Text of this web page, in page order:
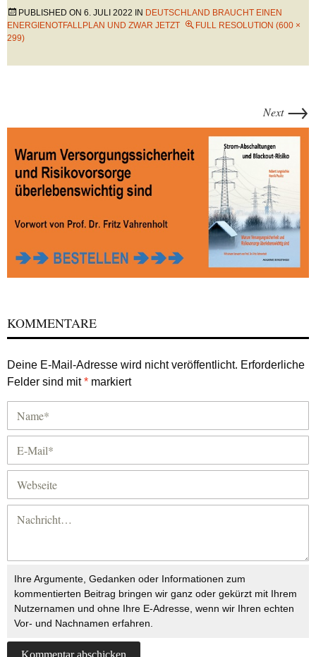
PUBLISHED ON 6. JULI 2022 IN DEUTSCHLAND BRAUCHT EINEN
ENERGIENOTFALLPLAN UND ZWAR JETZT
FULL RESOLUTION (600 ×
299)
Next →
KOMMENTARE
Deine E-Mail-Adresse wird nicht veröffentlicht. Erforderliche
Felder sind mit* markiert
Ihre Argumente, Gedanken oder Informationen zum
kommentierten Beitrag bringen wir ganz oder gekürzt mit Ihrem
Nutzernamen und ohne Ihre E-Adresse, wenn wir Ihren echten
Vor- und Nachnamen erfahren.